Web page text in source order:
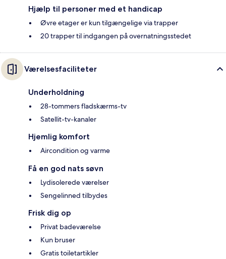
Hjælp til personer med et handicap
Øvre etager er kun tilgængelige via trapper
20 trapper til indgangen på overnatningsstedet
Værelsesfaciliteter
Underholdning
28-tommers fladskærms-tv
Satellit-tv-kanaler
Hjemlig komfort
Aircondition og varme
Få en god nats søvn
Lydisolerede værelser
Sengelinned tilbydes
Frisk dig op
Privat badeværelse
Kun bruser
Gratis toiletartikler